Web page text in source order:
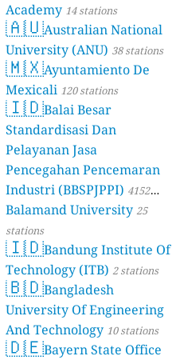
Academy 14 stations
🇦🇺Australian National
University (ANU) 38 stations
🇲🇽Ayuntamiento De
Mexicali 120 stations
🇮🇩Balai Besar
Standardisasi Dan
Pelayanan Jasa
Pencegahan Pencemaran
Industri (BBSPJPPI) 4152
stations
Balamand University25
stations
🇮🇩Bandung Institute Of
Technology (ITB) 2 stations
🇧🇩Bangladesh
University Of Engineering
And Technology 10 stations
🇩🇪Bayern State Office